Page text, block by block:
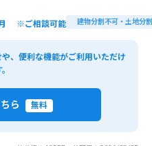
※ご相談可能 建物分割不可・土地分
、便利な機能がご利用いただけ
ら 無料